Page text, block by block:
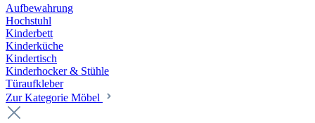
Aufbewahrung
Hochstuhl
Kinderbett
Kinderküche
Kindertisch
Kinderhocker & Stühle
Türaufkleber
Zur Kategorie Möbel